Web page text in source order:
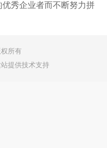
秀企业者而不断努力拼
所有
站提供技术支持